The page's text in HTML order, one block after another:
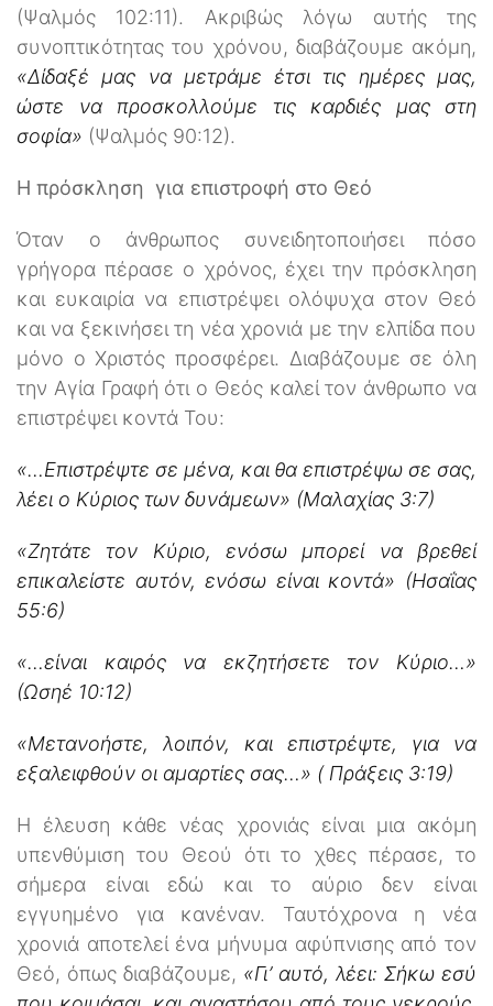
(Ψαλμός 102:11). Ακριβώς λόγω αυτής της
συνοπτικότητας του χρόνου, διαβάζουμε ακόμη,
«Δίδαξέ μας να μετράμε έτσι τις ημέρες μας,
ώστε να προσκολλούμε τις καρδιές μας στη
σοφία» (Ψαλμός 90:12).
Η πρόσκληση για επιστροφή στο Θεό
Όταν ο άνθρωπος συνειδητοποιήσει πόσο
γρήγορα πέρασε ο χρόνος, έχει την πρόσκληση
και ευκαιρία να επιστρέψει ολόψυχα στον Θεό
και να ξεκινήσει τη νέα χρονιά με την ελπίδα που
μόνο ο Χριστός προσφέρει. Διαβάζουμε σε όλη
την Αγία Γραφή ότι ο Θεός καλεί τον άνθρωπο να
επιστρέψει κοντά Του:
«…Επιστρέψτε σε μένα, και θα επιστρέψω σε σας,
λέει ο Κύριος των δυνάμεων» (Μαλαχίας 3:7)
«Ζητάτε τον Κύριο, ενόσω μπορεί να βρεθεί
επικαλείστε αυτόν, ενόσω είναι κοντά» (Ησαΐας
55:6)
«…είναι καιρός να εκζητήσετε τον Κύριο…»
(Ωσηέ 10:12)
«Μετανοήστε, λοιπόν, και επιστρέψτε, για να
εξαλειφθούν οι αμαρτίες σας…» ( Πράξεις 3:19)
Η έλευση κάθε νέας χρονιάς είναι μια ακόμη
υπενθύμιση του Θεού ότι το χθες πέρασε, το
σήμερα είναι εδώ και το αύριο δεν είναι
εγγυημένο για κανέναν. Ταυτόχρονα η νέα
χρονιά αποτελεί ένα μήνυμα αφύπνισης από τον
Θεό, όπως διαβάζουμε, «Γι’ αυτό, λέει: Σήκω εσύ